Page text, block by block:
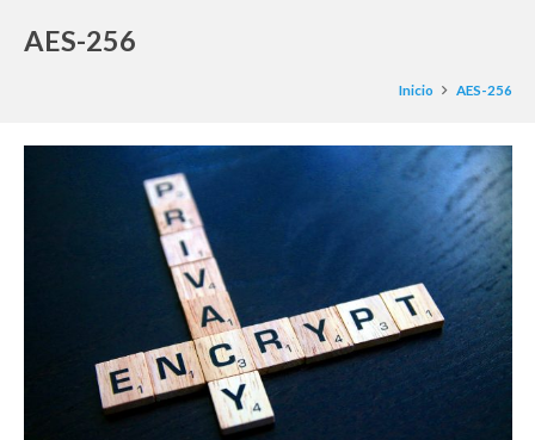
AES-256
Inicio AES-256